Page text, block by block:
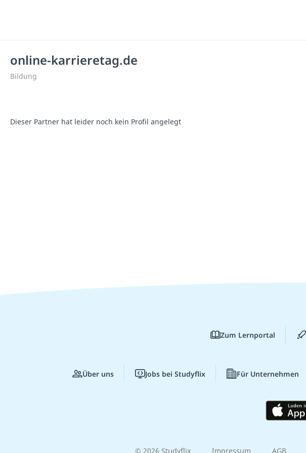
online-karrieretag.de
Bildung
Dieser Partner hat leider noch kein Profil angelegt
Zum Lernportal
Über uns Jobs bei Studyflix Für Unternehmen
© 2026 Studyflix Impressum AGB